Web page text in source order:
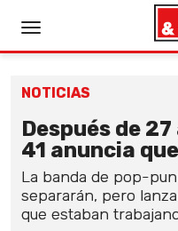
NOTICIAS
Después de
41 anuncia
La banda de pop-
separarán, pero
que estaban